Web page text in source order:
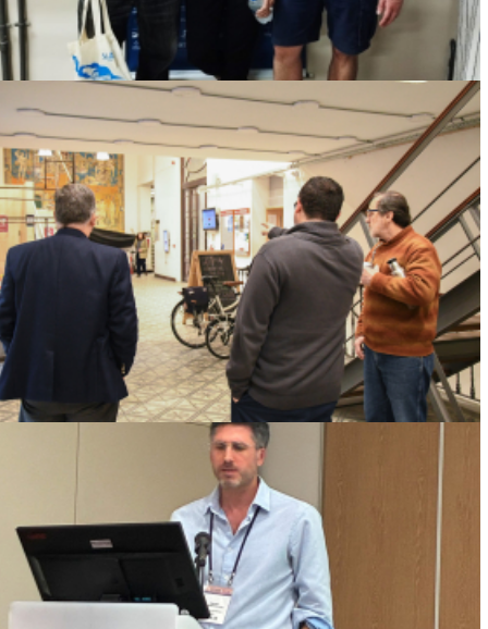
DECANO DE FACULTAD DE PSICOLOGÍA
RECORRIÓ JUNTO A AUTORIDADES DE
HUMANIDADES Y DERECHO LA ACTUAL
DE LA FACULTAD DE HUMANIDADES Y
CIENCIAS DE LA EDUCACIÓN
Ver más
DOCENTES E INVESTIGADORAS DE LA
FACULTAD PARTICIPARON EN CONGRESO
INTERNACIONAL SOBRE DESARROLLO
HUMANO